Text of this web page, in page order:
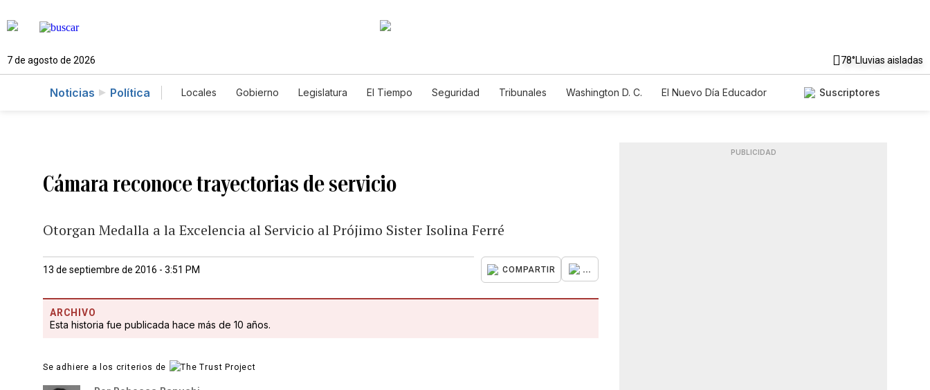
7 de agosto de 2026 78°Lluvias aisladas
Noticias Política Locales Gobierno Legislatura El Tiempo Seguridad Tribunales Washington D. C.
El Nuevo Día Educador
Suscriptores
Cámara reconoce trayectorias de servicio
Otorgan Medalla a la Excelencia al Servicio al Prójimo Sister Isolina Ferré
13 de septiembre de 2016 - 3:51 PM COMPARTIR ...
ARCHIVO
Esta historia fue publicada hace más de 10 años.
Se adhiere a los criterios de
PUBLICIDAD